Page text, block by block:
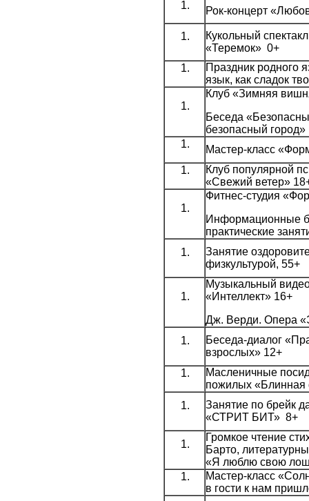
Рок-концерт
Кукольный
«Теремок» 0+
Праздник родного
язык, как сладок
Клуб «Зимняя
Беседа
безопасный город»
Мастер-класс
Клуб популярной
«Свежий ветер»
Фитнес-студия
Информационные
практические
Занятие
физкультурой, 55+
Музыкальный
«Интеллект» 16+
Дж. Верди. Опера
Беседа-диалог
взрослых» 12+
Масленичные
пожилых «Блинная
Занятие по брейк
«СТРИТ БИТ» 8+
Громкое чтение
Барто,
«Я люблю свою
Мастер-класс
в гости к нам